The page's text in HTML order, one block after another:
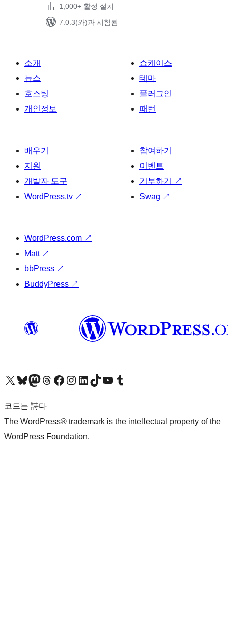
1,000+ 활성 설치
7.0.3(와)과 시험됨
소개
뉴스
호스팅
개인정보
쇼케이스
테마
플러그인
패턴
배우기
지원
개발자 도구
WordPress.tv ↗
참여하기
이벤트
기부하기
↗
Swag ↗
WordPress.com ↗
Matt ↗
bbPress ↗
BuddyPress ↗
X(이전 트위터) 계정 방문하기블루스카이 계정 방문하기마스토돈 계정 방문하기스레드 계정 방문하기 페이스북 페이지 방문하기인스타그램 계정 방문하기 LinkedIn 계정 방문하기틱톡 계정 방문하기유튜브 채널 방문하기 텀블러 계정 방문하기
코드는 詩다
The WordPress® trademark is the intellectual property of the
WordPress Foundation.